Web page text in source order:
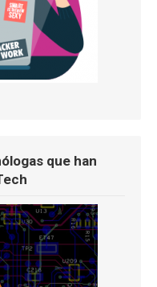
que han